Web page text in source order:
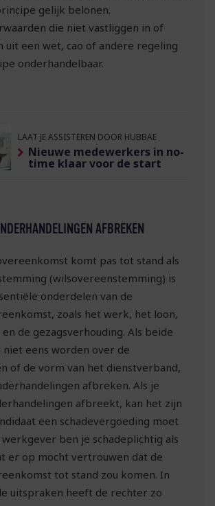
gelijk belonen.
die niet vastliggen in of
uit een wet, cao of andere regeling
onderhandelbaar.
LAAT JE ASSISTEREN DOOR HUBBAE
Nieuwe medewerkers in no-
time klaar voor de start
AFBREKEN
komt pas tot stand als
(wils­overeen­stemming) is
onderdelen van de
zoals het werk, het loon,
de gezagsverhouding. Als beide
eens worden over de
of de vorm van het dienstverband,
afbreken. Als je
afbreekt, kan het zijn
een schadevergoeding moet
werkgever ben je schadeplichtig als
er op mocht vertrouwen dat de
tot stand zou komen. In
uitspraken heeft de rechter zo